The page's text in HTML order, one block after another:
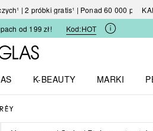
| 2 próbki gratis¹ | Ponad 60 000
od 199 zł!
Kod:HOT
Strona główna Douglas
K-BEAUTY
MARKI